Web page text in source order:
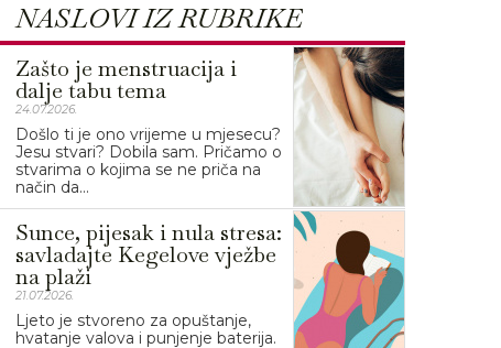
NASLOVI IZ RUBRIKE
Zašto je menstruacija i
dalje tabu tema
24.07.2026.
Došlo ti je ono vrijeme u mjesecu?
Jesu stvari? Dobila sam. Pričamo o
stvarima o kojima se ne priča na
način da...
Sunce, pijesak i nula stresa:
savladajte Kegelove vježbe
na plaži
21.07.2026.
Ljeto je stvoreno za opuštanje,
hvatanje valova i punjenje baterija.